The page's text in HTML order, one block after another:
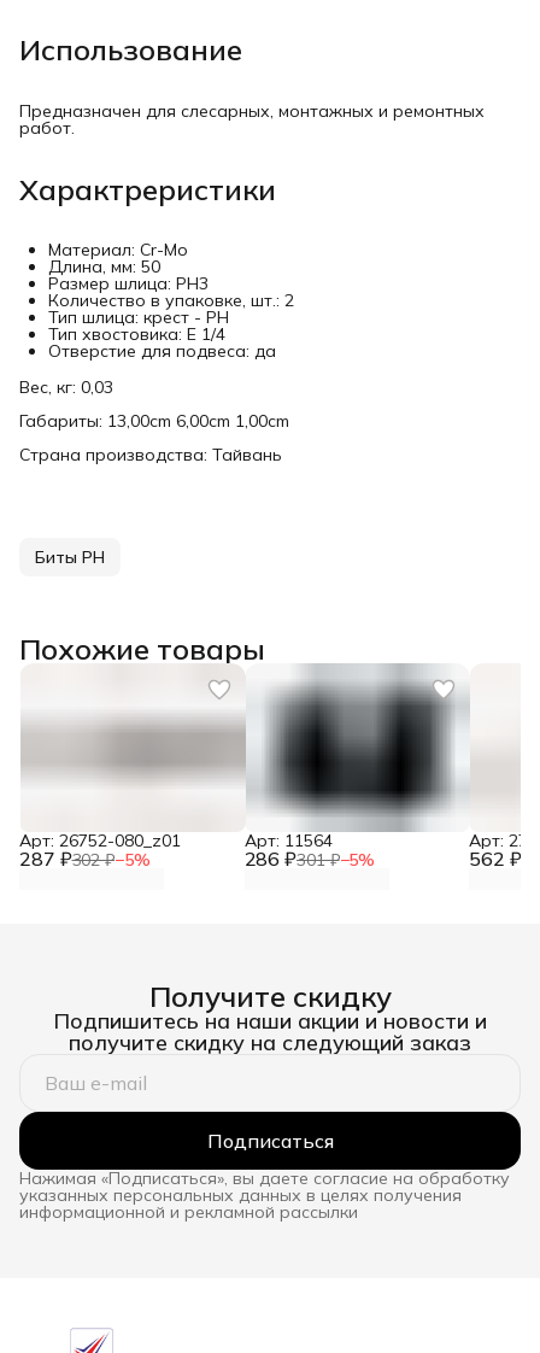
Использование
Предназначен для слесарных, монтажных и ремонтных
работ.
Характреристики
Материал: Cr-Mo
Длина, мм: 50
Размер шлица: PH3
Количество в упаковке, шт.: 2
Тип шлица: крест - PH
Тип хвостовика: Е 1/4
Отверстие для подвеса: да
Вес, кг: 0,03
Габариты: 13,00cm 6,00cm 1,00cm
Страна производства: Тайвань
Биты PH
Похожие товары
287 ₽302 ₽−5%
Арт: 26752-080_z01
286 ₽301 ₽−5%
Арт: 11564
562 ₽
Арт:
Получите скидку
Подпишитесь на наши акции и новости и
получите скидку на следующий заказ
Подписаться
Нажимая «Подписаться», вы даете согласие на обработку
указанных персональных данных в целях получения
информационной и рекламной рассылки